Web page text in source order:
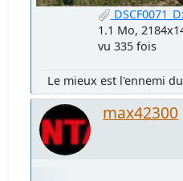
1.1 Mo,
vu 335 fois
Le mieux est l'ennemi
max42300